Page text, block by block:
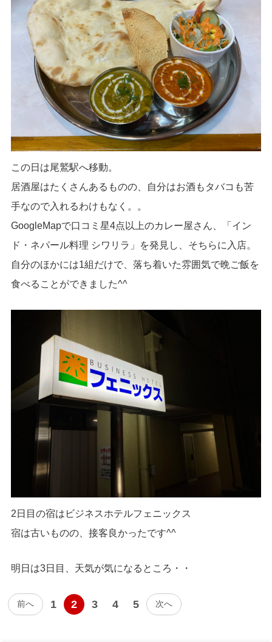
この日は尾鷲駅へ移動。
居酒屋はたくさんあるものの、自分はお酒もタバコも苦
手なので入れるわけもなく。。
GoogleMapで口コミ星4点以上のカレー屋さん、「イン
ド・ネパール料理 シワリラ」を発見し、そちらに入店。
自分のほかには1組だけで、落ち着いた雰囲気で晩ご飯を
食べることができました^^
2日目の宿はビジネスホテルフェニックス
宿は古いものの、接客良かったです^^
明日は3日目、天気が気になるところ・・
前へ 1 2 3 4 5 次へ